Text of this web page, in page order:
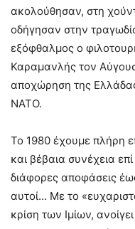
ακολούθησαν, στη
οδήγησαν στην
εξόφθαλμος ο
Καραμανλής τον
αποχώρηση της
ΝΑΤΟ.
Το 1980 έχουμε πλήρη
και βέβαια συνέχεια
διάφορες αποφάσεις
αυτοί… Με το
κρίση των Ιμίων,